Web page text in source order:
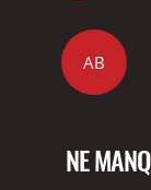
AB
NE